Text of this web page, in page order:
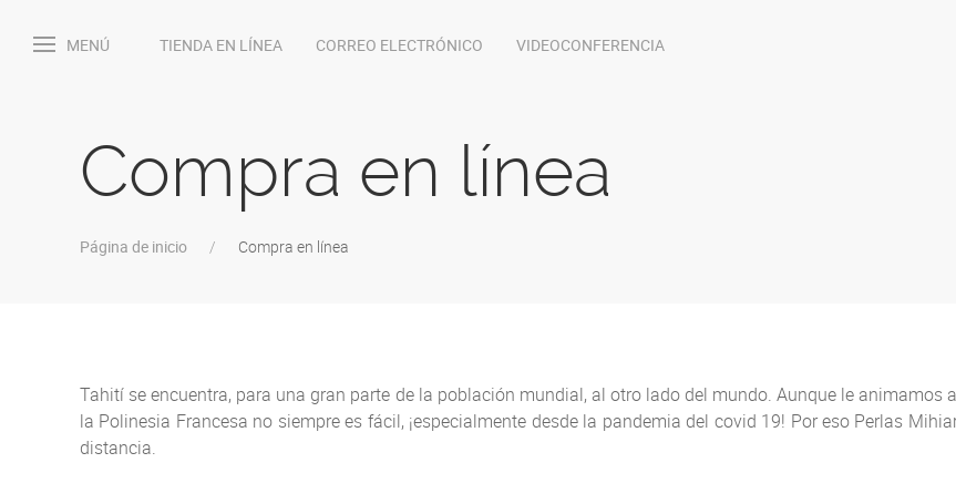
MENÚ TIENDA EN LÍNEA CORREO ELECTRÓNICO VIDEOCONFERENCIA
Compra en línea
Página de inicio Compra en línea
Tahití se encuentra, para una gran parte de la población mundial, al otro lado del mundo. Aunque le animamos
la Polinesia Francesa no siempre es fácil, ¡especialmente desde la pandemia del covid 19! Por eso Perlas
distancia.